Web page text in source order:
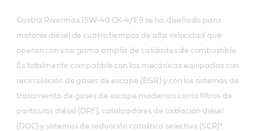
Castrol Rivermax 15W-40 CK-4/E9 se ha diseñado para
motores diésel de cuatro tiempos de alta velocidad que
operan con una gama amplia de calidades de combustible.
Es totalmente compatible con las mecánicas equipadas con
recirculación de gases de escape (EGR) y con los sistemas de
tratamiento de gases de escape modernos como filtros de
partículas diésel (DPF), catalizadores de oxidación diésel
(DOC) y sistemas de reducción catalítica selectiva (SCR)*.